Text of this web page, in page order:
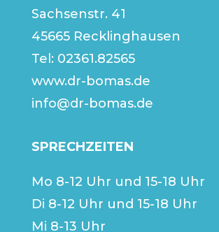
Sachsenstr. 41
45665 Recklinghausen
Tel: 02361.82565
www.dr-bomas.de
info@dr-bomas.de
SPRECHZEITEN
Mo 8-12 Uhr und 15-18 Uhr
Di 8-12 Uhr und 15-18 Uhr
Mi 8-13 Uhr